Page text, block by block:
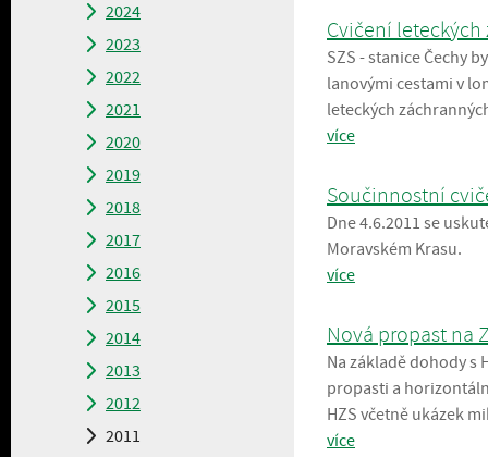
2024
2023
2022
2021
2020
2019
2018
2017
2016
2015
2014
2013
2012
2011
Cvičení leteckých
SZS - stanice Čechy
lanovými cestami v
leteckých
více
Součinnostní
Dne 4.6.2011 se
Moravském Krasu.
více
Nová propast na
Na základě dohody s
propasti a
HZS včetně ukázek
více